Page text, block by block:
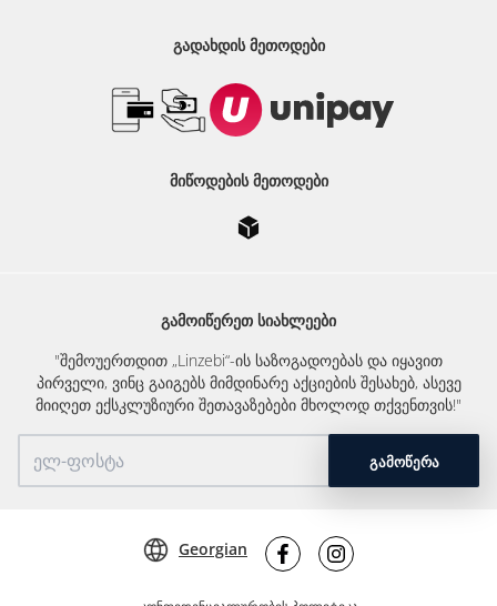
ᲒᲐᲓᲐᲮᲓᲘᲡ ᲛᲔᲗᲝᲓᲔᲑᲘ
ᲛᲘᲬᲝᲓᲔᲑᲘᲡ ᲛᲔᲗᲝᲓᲔᲑᲘ
ᲒᲐᲛᲝᲘᲬᲔᲠᲔᲗ ᲡᲘᲐᲮᲚᲔᲔᲑᲘ
"შემოუერთდით „Linzebi“-ის საზოგადოებას და იყავით
პირველი, ვინც გაიგებს მიმდინარე აქციების შესახებ, ასევე
მიიღეთ ექსკლუზიური შეთავაზებები მხოლოდ თქვენთვის!"
ᲒᲐᲛᲝᲬᲔᲠᲐ
Georgian